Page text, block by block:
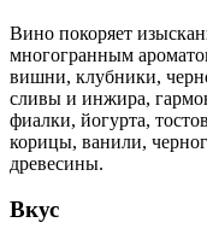
Вино покоряет
многогранным
вишни, клубники,
сливы и инжира,
фиалки, йогурта,
корицы, ванили,
древесины.
Вкус